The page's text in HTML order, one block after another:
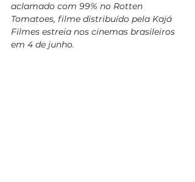
aclamado com 99% no Rotten
Tomatoes, filme distribuído pela Kajá
Filmes estreia nos cinemas brasileiros
em 4 de junho.